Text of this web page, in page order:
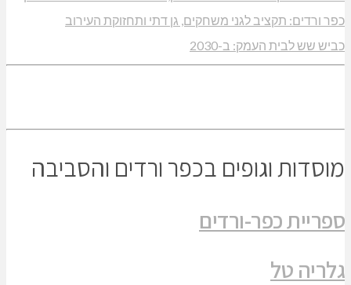
כפר ורדים: תקציב לגני משחקים, גן דתי ותחזוקת העירוב
כביש שש לבית העמק: ב-2030
מוסדות וגופים בכפר ורדים והסביבה
ספריית כפר-ורדים
גלריה טל